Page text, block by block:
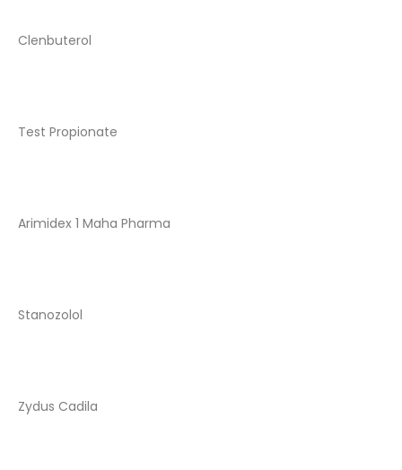
Clenbuterol
Test Propionate
Arimidex 1 Maha Pharma
Stanozolol
Zydus Cadila